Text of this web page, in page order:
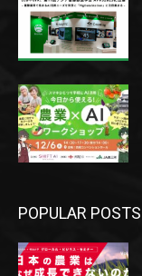
POPULAR POSTS